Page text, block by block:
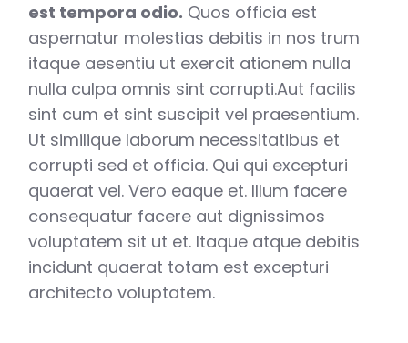
est tempora odio. Quos officia est
aspernatur molestias debitis in nos trum
itaque aesentiu ut exercit ationem nulla
nulla culpa omnis sint corrupti.Aut facilis
sint cum et sint suscipit vel praesentium.
Ut similique laborum necessitatibus et
corrupti sed et officia. Qui qui excepturi
quaerat vel. Vero eaque et. Illum facere
consequatur facere aut dignissimos
voluptatem sit ut et. Itaque atque debitis
incidunt quaerat totam est excepturi
architecto voluptatem.